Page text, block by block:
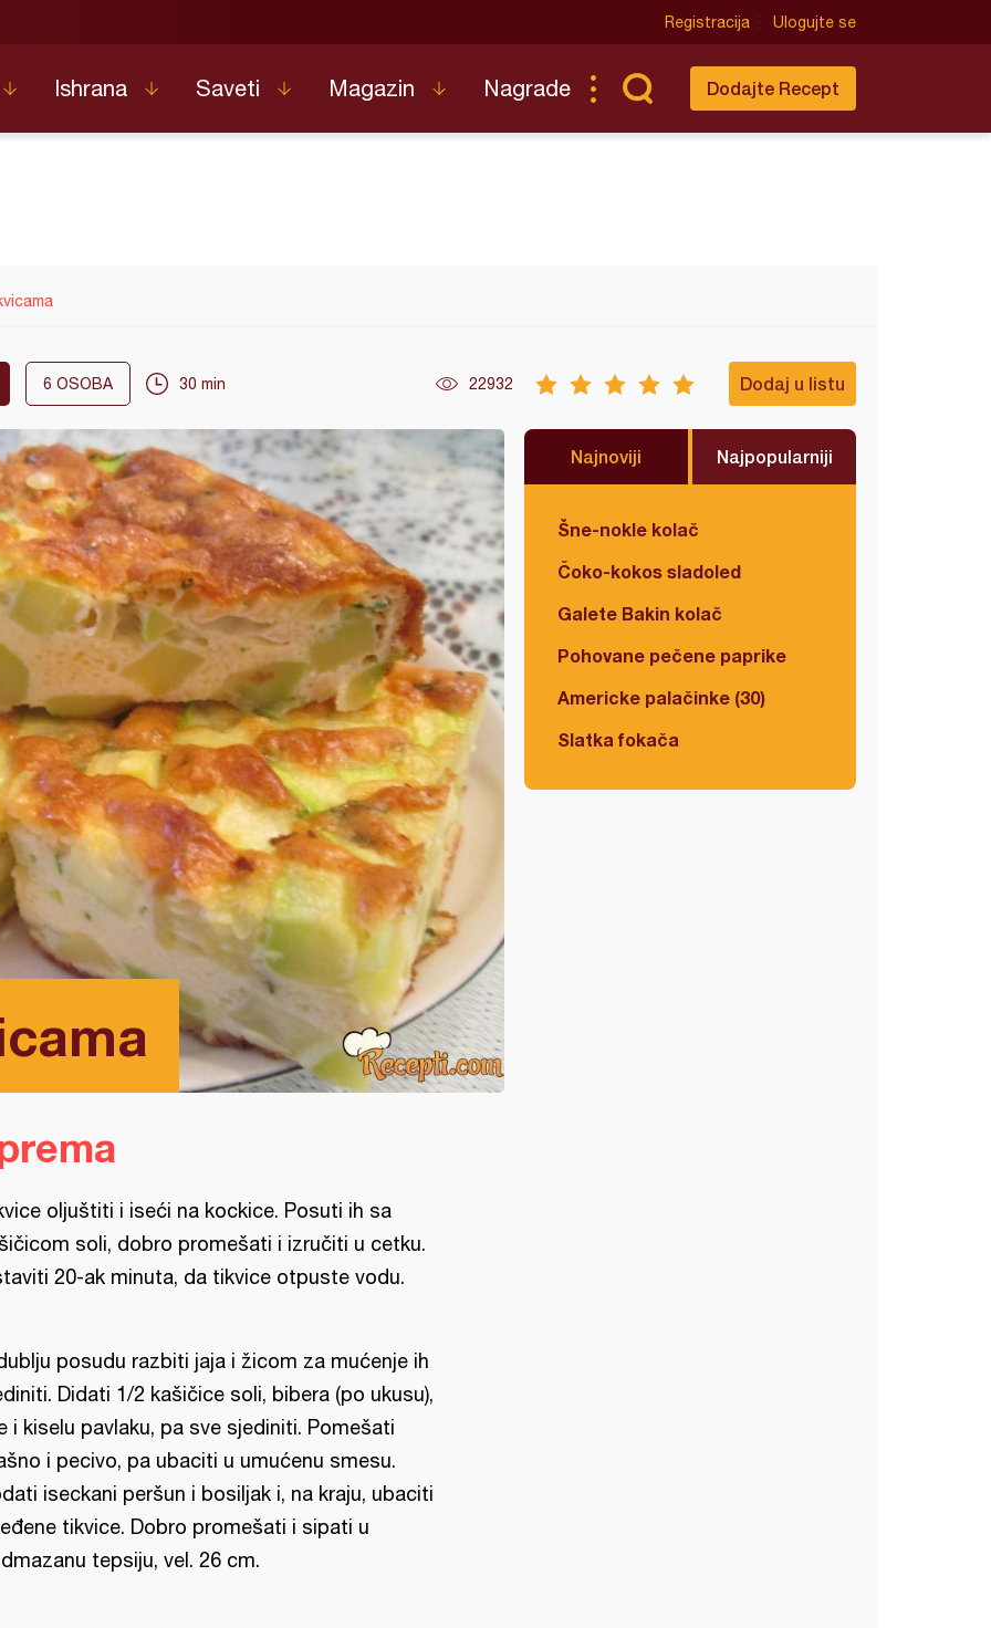
Registracija Ulogujte se
Ishrana Saveti Magazin Nagrade Dodajte Recept
6 OSOBA 30 min 22932 Dodaj u listu
Najnoviji Najpopularniji
Šne-nokle kolač
Čoko-kokos sladoled
Galete Bakin kolač
Pohovane pečene paprike
Americke palačinke (30)
Slatka fokača
oljuštiti i iseći na kockice. Posuti ih sa
soli, dobro promešati i izručiti u cetku.
20-ak minuta, da tikvice otpuste vodu.
posudu razbiti jaja i žicom za mućenje ih
Didati 1/2 kašičice soli, bibera (po ukusu),
i kiselu pavlaku, pa sve sjediniti. Pomešati
i pecivo, pa ubaciti u umućenu smesu.
iseckani peršun i bosiljak i, na kraju, ubaciti
tikvice. Dobro promešati i sipati u
tepsiju, vel. 26 cm.